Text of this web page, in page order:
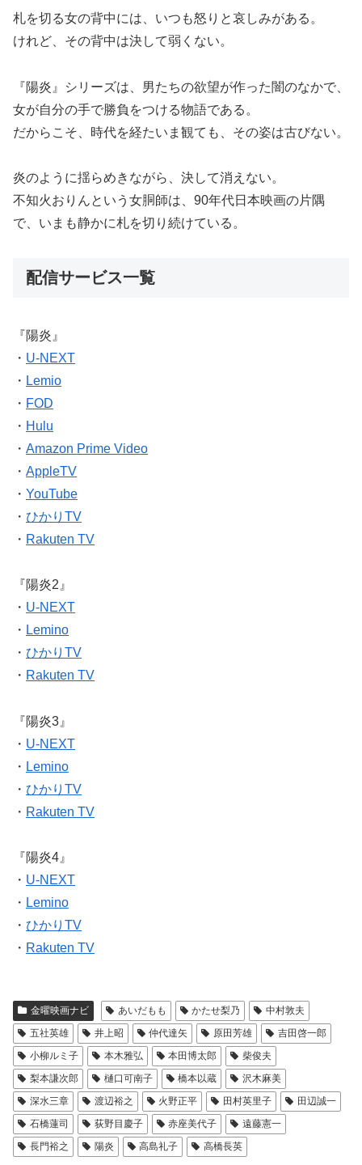
札を切る女の背中には、いつも怒りと哀しみがある。
けれど、その背中は決して弱くない。
『陽炎』シリーズは、男たちの欲望が作った闇のなかで、
女が自分の手で勝負をつける物語である。
だからこそ、時代を経たいま観ても、その姿は古びない。
炎のように揺らめきながら、決して消えない。
不知火おりんという女胴師は、90年代日本映画の片隅
で、いまも静かに札を切り続けている。
配信サービス一覧
『陽炎』
・ U-NEXT
・ Lemio
・ FOD
・ Hulu
・ Amazon Prime Video
・ AppleTV
・ YouTube
・ ひかりTV
・ Rakuten TV
『陽炎2』
・ U-NEXT
・ Lemino
・ ひかりTV
・ Rakuten TV
『陽炎3』
・ U-NEXT
・ Lemino
・ ひかりTV
・ Rakuten TV
『陽炎4』
・ U-NEXT
・ Lemino
・ ひかりTV
・ Rakuten TV
金曜映画ナビ あいだもも かたせ梨乃
中村敦夫
五社英雄
井上昭 仲代達矢 原田芳雄
吉田啓一郎
小柳ルミ子
本木雅弘 本田博太郎
柴俊夫
梨本謙次郎
樋口可南子 橋本以蔵
沢木麻美
深水三章
渡辺裕之 火野正平 田村英里子
田辺誠一
石橋蓮司
荻野目慶子 赤座美代子
遠藤憲一
長門裕之
陽炎 高島礼子 高橋長英